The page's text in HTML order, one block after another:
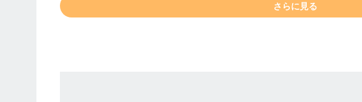
さらに見る